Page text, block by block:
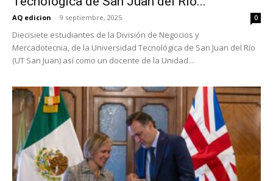
AQ edicion - 9 septiembre, 2025 0
Diecisiete estudiantes de la División de Negocios y
Mercadotecnia, de la Universidad Tecnológica de San Juan del Río
(UT San Juan) así como un docente de la Unidad...